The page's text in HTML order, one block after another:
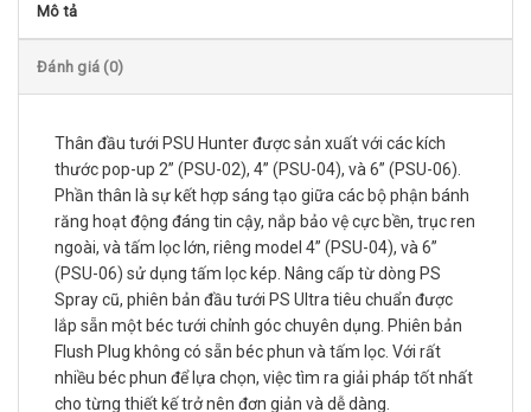
Mô tả
Đánh giá (0)
Thân đầu tưới PSU Hunter được sản xuất với các kích
thước pop-up 2” (PSU-02), 4” (PSU-04), và 6” (PSU-06).
Phần thân là sự kết hợp sáng tạo giữa các bộ phận bánh
răng hoạt động đáng tin cậy, nắp bảo vệ cực bền, trục ren
ngoài, và tấm lọc lớn, riêng model 4” (PSU-04), và 6”
(PSU-06) sử dụng tấm lọc kép. Nâng cấp từ dòng PS
Spray cũ, phiên bản đầu tưới PS Ultra tiêu chuẩn được
lắp sẵn một béc tưới chỉnh góc chuyên dụng. Phiên bản
Flush Plug không có sẵn béc phun và tấm lọc. Với rất
nhiều béc phun để lựa chọn, việc tìm ra giải pháp tốt nhất
cho từng thiết kế trở nên đơn giản và dễ dàng.